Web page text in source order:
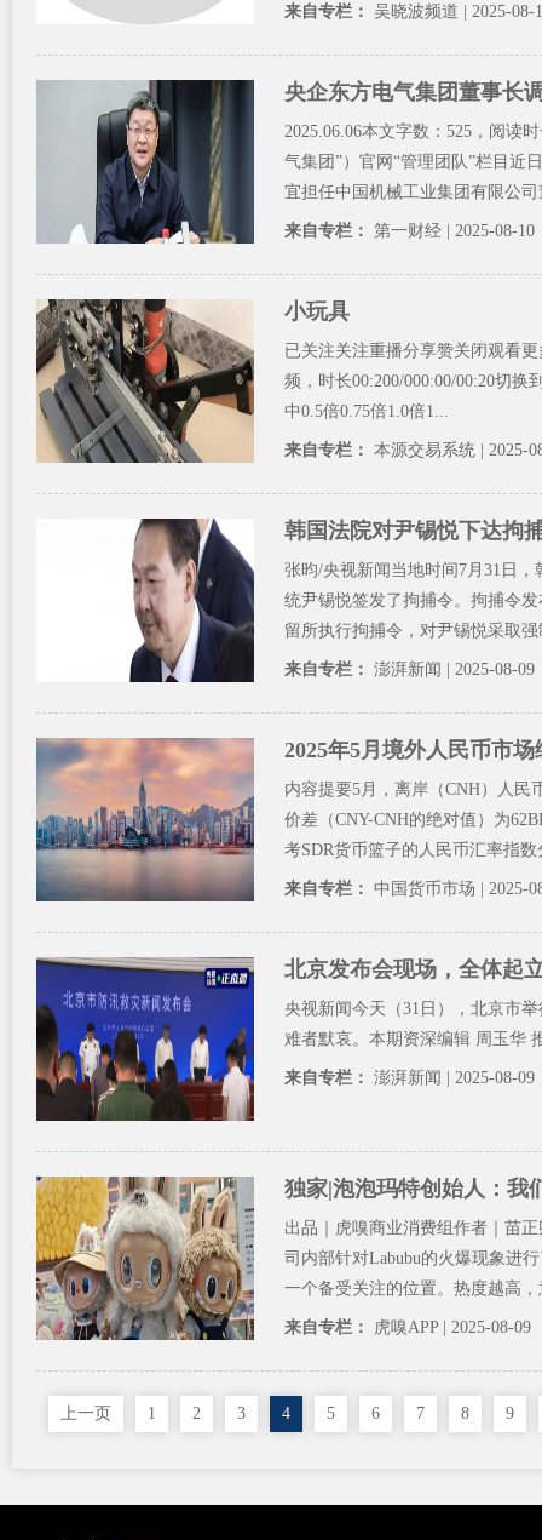
来自专栏： 吴晓波频道 | 2025-08-
央企东方电气集团董事长
2025.06.06本文字数：525，阅读
气集团”）官网“管理团队”栏目近
宜担任中国机械工业集团有限公
来自专栏： 第一财经 | 2025-08-10
小玩具
已关注关注重播分享赞关闭观看
频，时长00:200/000:00/00:20切
中0.5倍0.75倍1.0倍1...
来自专栏： 本源交易系统 | 2025-
韩国法院对尹锡悦下达拘
张昀/央视新闻当地时间7月31日
统尹锡悦签发了拘捕令。拘捕令
留所执行拘捕令，对尹锡悦采取
来自专栏： 澎湃新闻 | 2025-08-09
2025年5月境外人民币市场
内容提要5月，离岸（CNH）人
价差（CNY-CNH的绝对值）为
考SDR货币篮子的人民币汇率指
来自专栏： 中国货币市场 | 2025-
北京发布会现场，全体起
央视新闻今天（31日），北京市
难者默哀。本期资深编辑 周玉华
来自专栏： 澎湃新闻 | 2025-08-09
独家|泡泡玛特创始人：我
出品｜虎嗅商业消费组作者｜苗
司内部针对Labubu的火爆现象进
一个备受关注的位置。热度越高
来自专栏： 虎嗅APP | 2025-08-09
上一页 1 2 3 4 5 6 7 8 9